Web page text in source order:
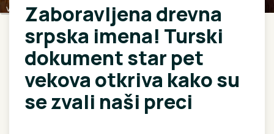
vikipedijaZaboravljena drevna
srpska imena! Turski
dokument star pet
vekova otkriva kako su
se zvali naši preci